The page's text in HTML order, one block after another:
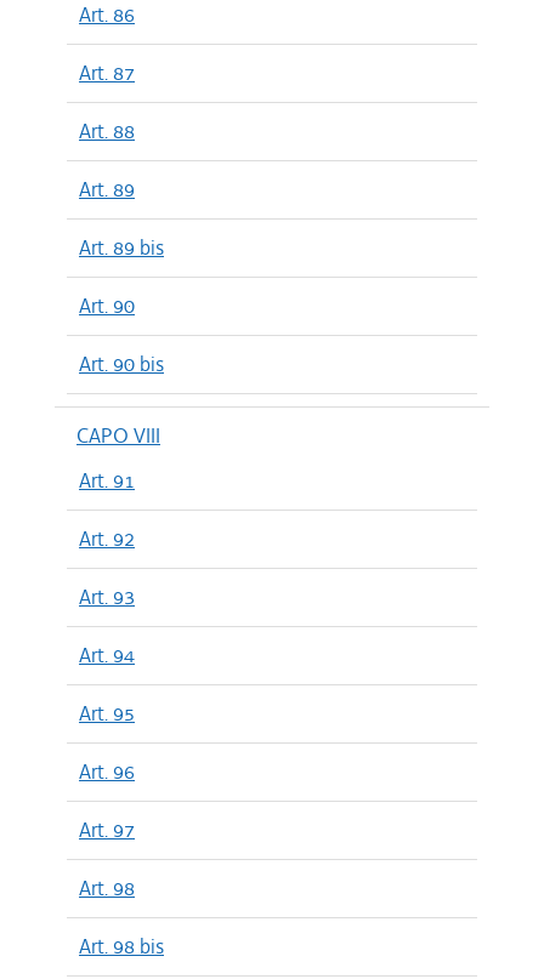
Art. 86
Art. 87
Art. 88
Art. 89
Art. 89 bis
Art. 90
Art. 90 bis
CAPO VIII
Art. 91
Art. 92
Art. 93
Art. 94
Art. 95
Art. 96
Art. 97
Art. 98
Art. 98 bis